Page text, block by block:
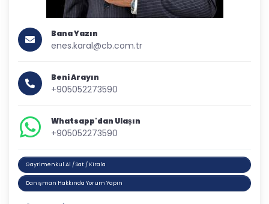
Bana Yazın
enes.karal@cb.com.tr
Beni Arayın
+905052273590
Whatsapp'dan Ulaşın
+905052273590
Gayrimenkul Al / Sat / Kirala
Danışman Hakkında Yorum Yapın